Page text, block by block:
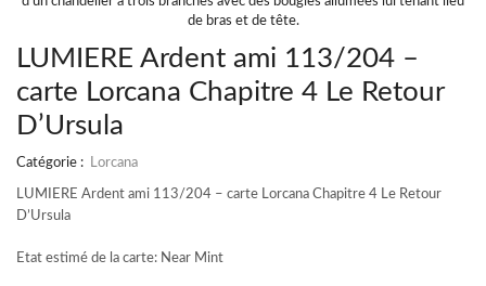
LUMIERE Ardent ami 113/204 –
carte Lorcana Chapitre 4 Le Retour
D’Ursula
Catégorie : Lorcana
LUMIERE Ardent ami 113/204 – carte Lorcana Chapitre 4 Le Retour
D’Ursula
Etat estimé de la carte: Near Mint